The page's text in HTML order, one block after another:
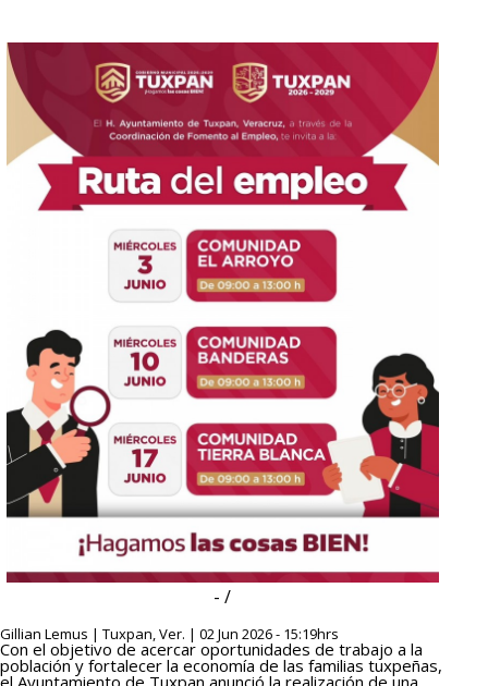
- /
Gillian Lemus | Tuxpan, Ver. | 02 Jun 2026 - 15:19hrs
Con el objetivo de acercar oportunidades de trabajo a la
población y fortalecer la economía de las familias tuxpeñas,
el Ayuntamiento de Tuxpan anunció la realización de una